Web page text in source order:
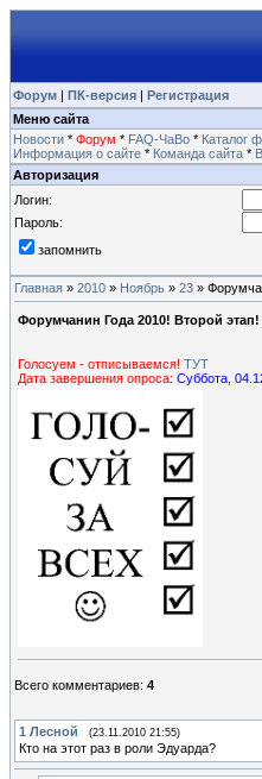
Форум | ПК-версия | Регистрация
Меню сайта
Новости * Форум * FAQ-ЧаВо * Каталог
Информация о сайте * Команда сайта *
Авторизация
Логин:
Пароль:
запомнить
Главная » 2010 » Ноябрь » 23 »
Форумчанин Года 2010! Второй
Голосуем - отписываемся! ТУТ
Дата завершения опроса: Суббота,
Всего комментариев: 4
1 Лесной (23.11.2010 21:55)
Кто на этот раз в роли Эдуарда?